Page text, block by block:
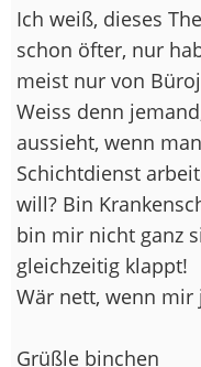
Ich weiß, dieses
schon öfter, nur
meist nur von
Weiss denn
aussieht, wenn
Schichtdienst
will? Bin
bin mir nicht ganz
gleichzeitig klappt!
Wär nett, wenn
Grüßle binchen